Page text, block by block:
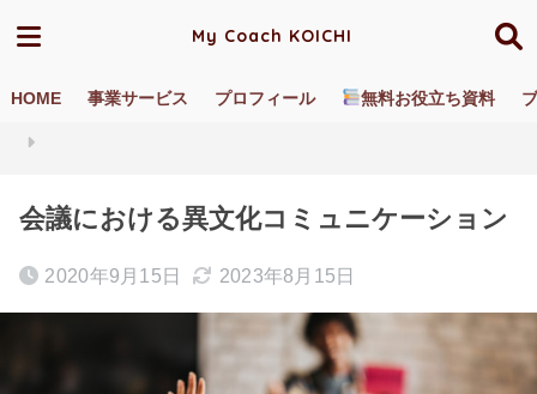
My Coach KOICHI
HOME 事業サービス プロフィール 無料お役立ち資料
ホーム ブログ／動画 直接的・間接的コミュニケーション
会議における異文化コミュニケーション
2020年9月15日 2023年8月15日